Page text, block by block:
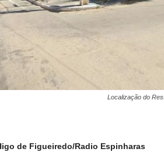
Localização do
de Figueiredo/Radio Espinharas